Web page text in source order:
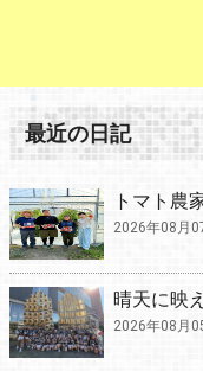
最近の日記
トマト農
2026年08月
晴天に映
2026年08月